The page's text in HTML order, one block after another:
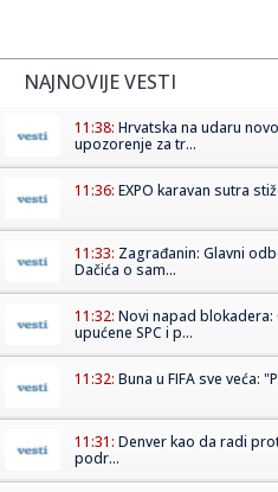
NAJNOVIJE VESTI
11:38: Hrvatska na udaru
upozorenje za tr...
11:36: EXPO karavan sutra
11:33: Zagrađanin: Glavni
Dačića o sam...
11:32: Novi napad blokadera:
upućene SPC i p...
11:32: Buna u FIFA sve veća:
11:31: Denver kao da radi
podr...